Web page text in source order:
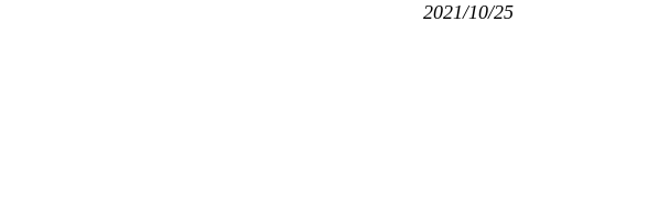
2021/10/25